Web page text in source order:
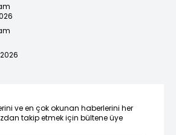
ve en çok okunan haberlerini her
takip etmek için bültene üye